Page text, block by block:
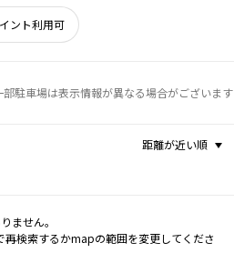
ント利用可
駐車場は表示情報が異なる場合がございます
距離が近い順
ません。
再検索するかmapの範囲を変更してくださ